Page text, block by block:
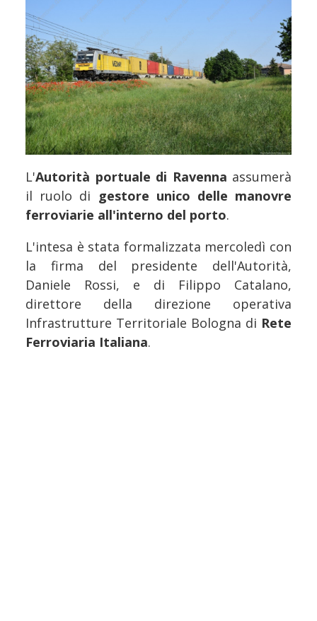
L'Autorità portuale di Ravenna assumerà
il ruolo di gestore unico delle manovre
ferroviarie all'interno del porto.
L'intesa è stata formalizzata mercoledì con
la firma del presidente dell'Autorità,
Daniele Rossi, e di Filippo Catalano,
direttore della direzione operativa
Infrastrutture Territoriale Bologna di Rete
Ferroviaria Italiana.